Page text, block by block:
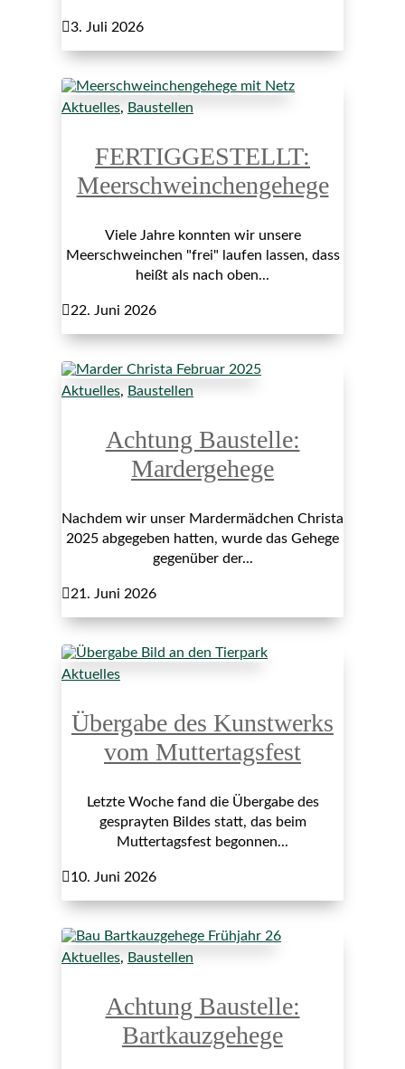
3. Juli 2026
Aktuelles, Baustellen
FERTIGGESTELLT:
Meerschweinchengehege
Viele Jahre konnten wir unsere
Meerschweinchen "frei" laufen lassen, dass
heißt als nach oben...
22. Juni 2026
Aktuelles, Baustellen
Achtung Baustelle:
Mardergehege
Nachdem wir unser Mardermädchen Christa
2025 abgegeben hatten, wurde das Gehege
gegenüber der...
21. Juni 2026
Aktuelles
Übergabe des Kunstwerks
vom Muttertagsfest
Letzte Woche fand die Übergabe des
gesprayten Bildes statt, das beim
Muttertagsfest begonnen...
10. Juni 2026
Aktuelles, Baustellen
Achtung Baustelle:
Bartkauzgehege